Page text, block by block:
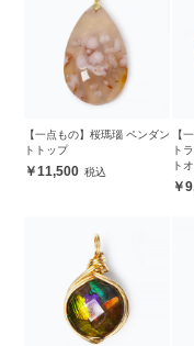
【一点もの】桜瑪瑙 ペンダン
トトップ
11,500
【
ト
ト